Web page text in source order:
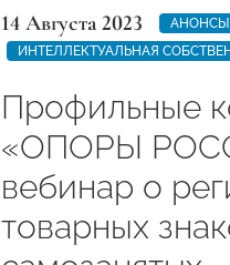
14 Августа 2023
АНОНСЫ
ИНТЕЛЛЕКТУАЛЬНАЯ
Профильные
«ОПОРЫ
вебинар о
товарных